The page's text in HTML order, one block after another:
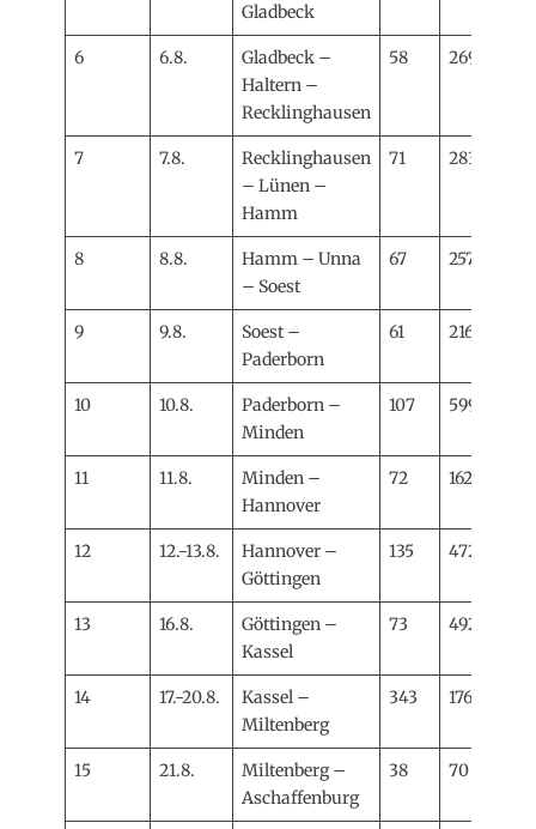
Gladbeck
6 6.8.
Gladbeck –
Haltern –
Recklinghausen
58 269
7 7.8.
Recklinghausen
– Lünen –
Hamm
71 283
8 8.8.
Hamm – Unna
– Soest
67 257
9 9.8.
Soest –
Paderborn
61 216
10 10.8.
Paderborn –
Minden
107 599
11 11.8.
Minden –
Hannover
72 162
12 12.-13.8.
Hannover –
Göttingen
135 472
13 16.8.
Göttingen –
Kassel
73 492
14 17.-20.8.
Kassel –
Miltenberg
343 1767
15 21.8.
Miltenberg –
Aschaffenburg
38 70